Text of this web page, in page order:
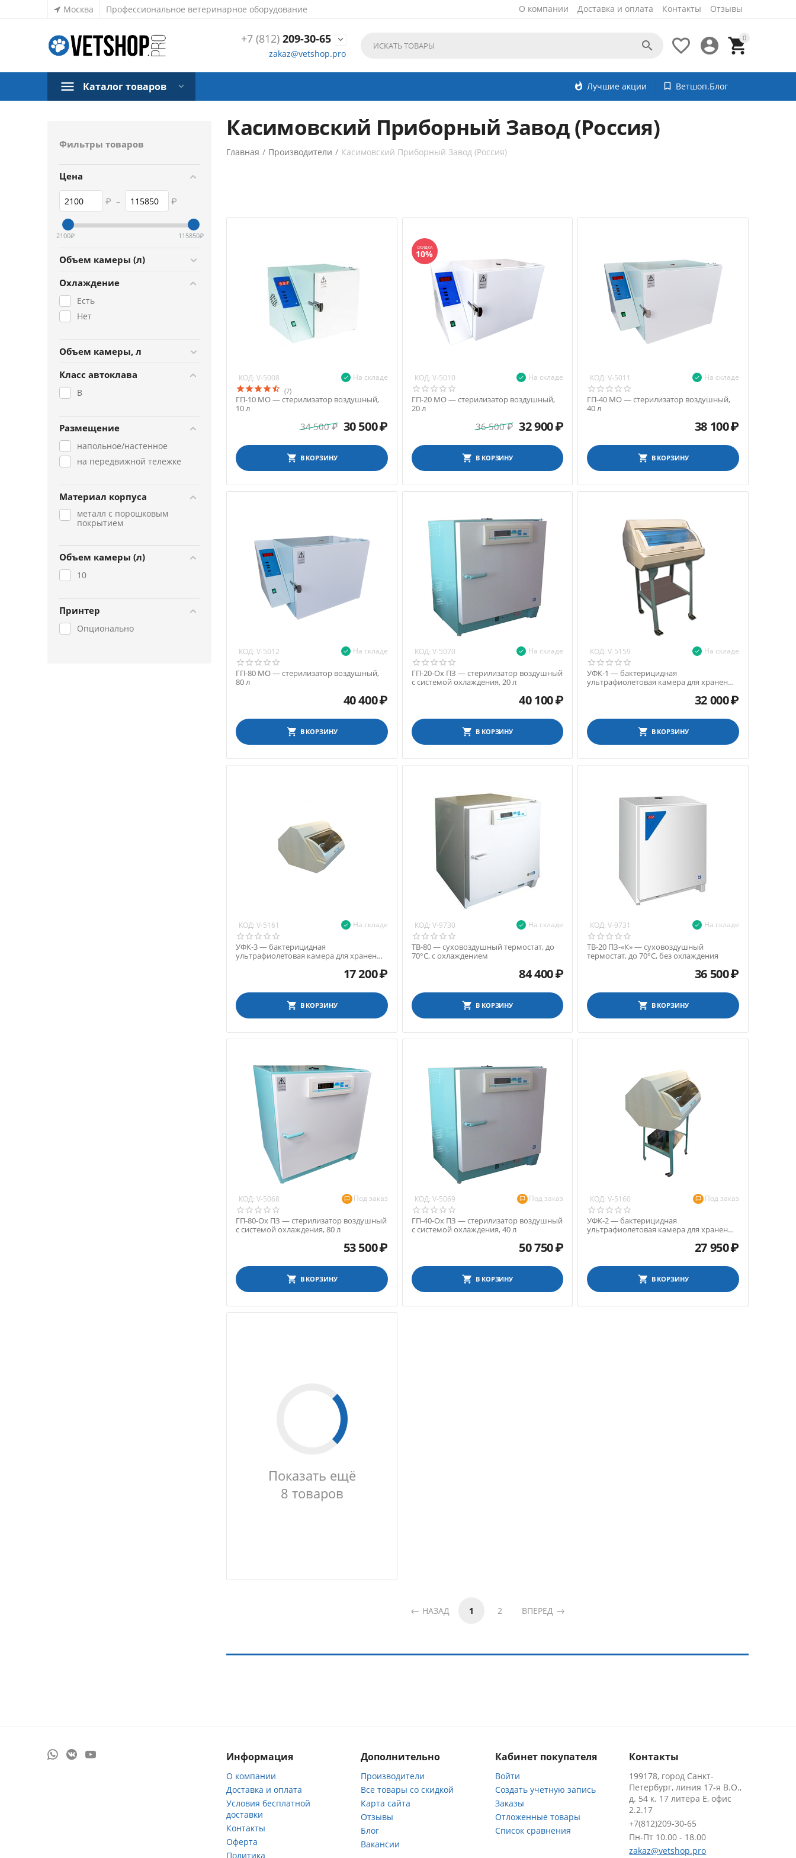
Москва Профессиональное ветеринарное оборудование О компании Доставка и оплата Контакты Отзывы
+7 (812)209-30-65 
zakaz@vetshop.pro
0




Каталог товаров whatshot Лучшие акции bookmark_border Ветшоп.Блог
Фильтры товаров
Цена
₽ – ₽
2100₽ 115850₽
Объем камеры (л)
Охлаждение
Есть
Нет
Объем камеры, л
Класс автоклава
B
Размещение
напольное/настенное
на передвижной тележке
Материал корпуса
металл с порошковым
покрытием
Объем камеры (л)
10
Принтер
Опционально
Касимовский Приборный Завод (Россия)
Главная / Производители / Касимовский Приборный Завод (Россия)
КОД: V-5008 На складе
(7)
ГП-10 МО — стерилизатор воздушный,
10 л
34 500 ₽ 30 500₽
В КОРЗИНУ
СКИДКА
10%
КОД: V-5010 На складе
ГП-20 МО — стерилизатор воздушный,
20 л
36 500 ₽ 32 900₽
В КОРЗИНУ
КОД: V-5011 На складе
ГП-40 МО — стерилизатор воздушный,
40 л
38 100₽
В КОРЗИНУ
КОД: V-5012 На складе
ГП-80 МО — стерилизатор воздушный,
80 л
40 400₽
В КОРЗИНУ
КОД: V-5070 На складе
ГП-20-Ох ПЗ — стерилизатор воздушный
с системой охлаждения, 20 л
40 100₽
В КОРЗИНУ
КОД: V-5159 На складе
УФК-1 — бактерицидная
ультрафиолетовая камера для хранения
32 000₽
В КОРЗИНУ
КОД: V-5161 На складе
УФК-3 — бактерицидная
ультрафиолетовая камера для хранения
17 200₽
В КОРЗИНУ
КОД: V-9730 На складе
ТВ-80 — суховоздушный термостат, до
70°С, с охлаждением
84 400₽
В КОРЗИНУ
КОД: V-9731 На складе
ТВ-20 ПЗ-«К» — суховоздушный
термостат, до 70°С, без охлаждения
36 500₽
В КОРЗИНУ
КОД: V-5068 Под заказ
ГП-80-Ох ПЗ — стерилизатор воздушный
с системой охлаждения, 80 л
53 500₽
В КОРЗИНУ
КОД: V-5069 Под заказ
ГП-40-Ох ПЗ — стерилизатор воздушный
с системой охлаждения, 40 л
50 750₽
В КОРЗИНУ
КОД: V-5160 Под заказ
УФК-2 — бактерицидная
ультрафиолетовая камера для хранения
27 950₽
В КОРЗИНУ
Показать ещё
8 товаров
НАЗАД 1 2 ВПЕРЕД
Информация
О компании
Доставка и оплата
Условия бесплатной
доставки
Контакты
Оферта
Политика
Дополнительно
Производители
Все товары со скидкой
Карта сайта
Отзывы
Блог
Вакансии
Кабинет покупателя
Войти
Создать учетную запись
Заказы
Отложенные товары
Список сравнения
Контакты
199178, город Санкт-
Петербург, линия 17-я В.О.,
д. 54 к. 17 литера Е, офис
2.2.17
+7(812)209-30-65
Пн-Пт 10.00 - 18.00
zakaz@vetshop.pro